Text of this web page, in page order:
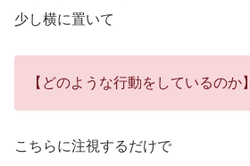
少し横に置いて
【どのような行動をしているのか】
こちらに注視するだけで